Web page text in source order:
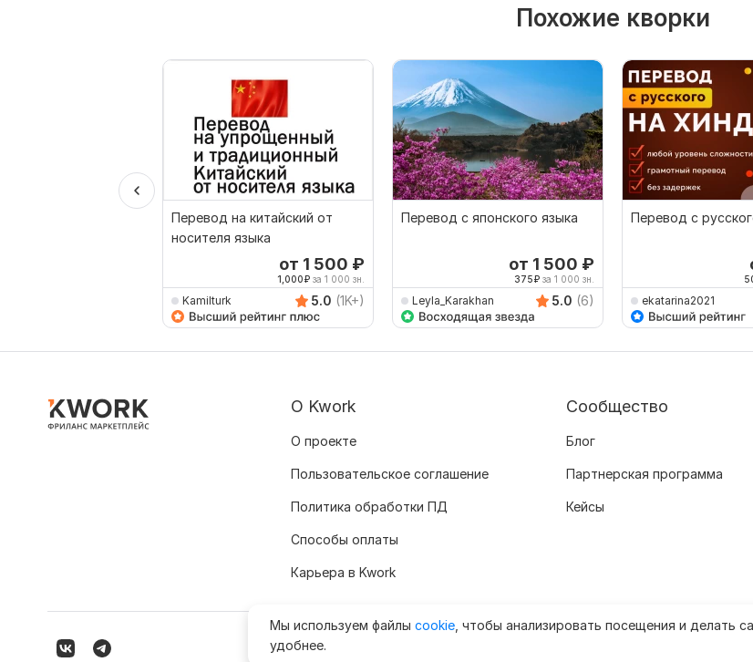
Похожие кворки
Перевод на китайский от
носителя языка
от 1 500 ₽
1,000₽ за 1 000 зн.
Kamilturk 5.0 (1K+)
Перевод с японского языка
от 1 500 ₽
375₽ за 1 000 зн.
Leyla_Karakhan 5.0 (6)
Перевод с
ekatarina2021
Мы используем файлы cookie , чтобы анализировать посещения и делать
удобнее.
О Kwork
О проекте
Пользовательское соглашение
Политика обработки ПД
Способы оплаты
Карьера в Kwork
Сообщество
Блог
Партнерская программа
Кейсы